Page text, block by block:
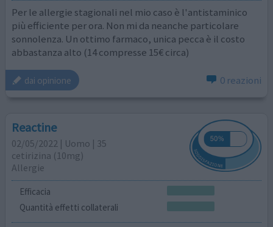
Per le allergie stagionali nel mio caso è l'antistaminico
più efficiente per ora. Non mi da neanche particolare
sonnolenza. Un ottimo farmaco, unica pecca è il costo
abbastanza alto (14 compresse 15€ circa)
dai opinione 0 reazioni
Reactine
02/05/2022 | Uomo | 35
cetirizina (10mg)
Allergie
Efficacia
Quantità effetti collaterali